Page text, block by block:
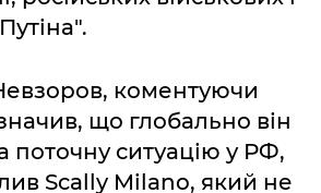
коментуючи
що глобально він
поточну ситуацію у РФ,
Scally Milano, який не